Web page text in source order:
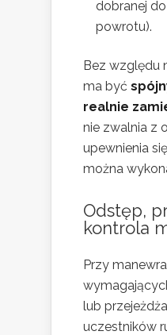
dobranej
powrotu).
Bez względu
ma być
realnie
nie zwalnia z
upewnienia
można
Odstęp,
kontrola
Przy
lub
uczestników